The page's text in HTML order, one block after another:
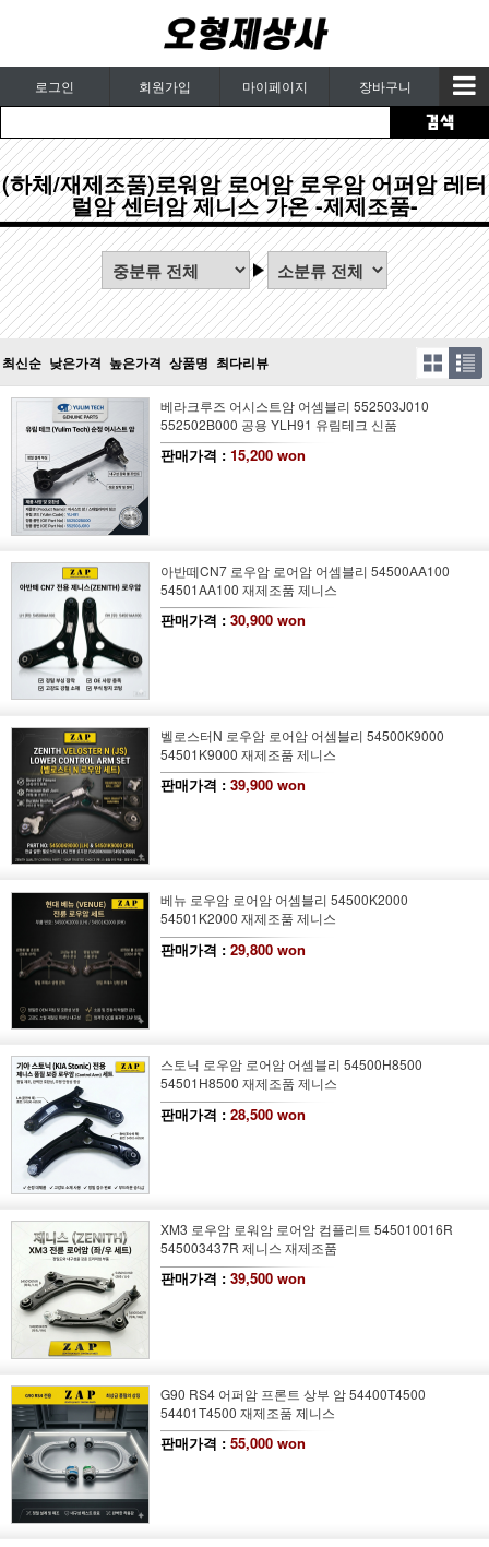
로그인 회원가입 마이페이지 장바구니
(하체/재제조품)로워암 로어암 로우암 어퍼암 레터
럴암 센터암 제니스 가온 -제제조품-
최신순 낮은가격 높은가격 상품명 최다리뷰
베라크루즈 어시스트암 어셈블리 552503J010
552502B000 공용 YLH91 유림테크 신품
판매가격 : 15,200 won
아반떼CN7 로우암 로어암 어셈블리 54500AA100
54501AA100 재제조품 제니스
판매가격 : 30,900 won
벨로스터N 로우암 로어암 어셈블리 54500K9000
54501K9000 재제조품 제니스
판매가격 : 39,900 won
베뉴 로우암 로어암 어셈블리 54500K2000
54501K2000 재제조품 제니스
판매가격 : 29,800 won
스토닉 로우암 로어암 어셈블리 54500H8500
54501H8500 재제조품 제니스
판매가격 : 28,500 won
XM3 로우암 로워암 로어암 컴플리트 545010016R
545003437R 제니스 재제조품
판매가격 : 39,500 won
G90 RS4 어퍼암 프론트 상부 암 54400T4500
54401T4500 재제조품 제니스
판매가격 : 55,000 won